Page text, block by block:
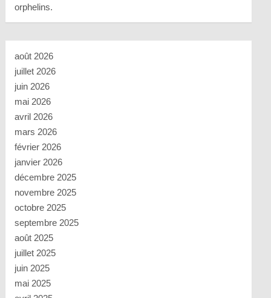
orphelins.
août 2026
juillet 2026
juin 2026
mai 2026
avril 2026
mars 2026
février 2026
janvier 2026
décembre 2025
novembre 2025
octobre 2025
septembre 2025
août 2025
juillet 2025
juin 2025
mai 2025